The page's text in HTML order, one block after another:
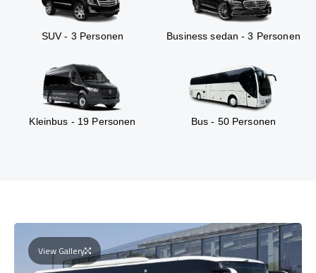
SUV - 3 Personen Business sedan - 3 Personen
Kleinbus - 19 Personen Bus - 50 Personen
View Gallery